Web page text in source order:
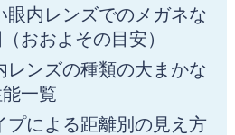
眼内レンズでのメガネな
おおよその目安）
レンズの種類の大まかな
一覧
プによる距離別の見え方